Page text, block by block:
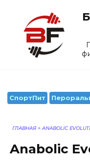
содержанию
СпортПит
ГЛАВНАЯ > ANABOLIC
Anabolic